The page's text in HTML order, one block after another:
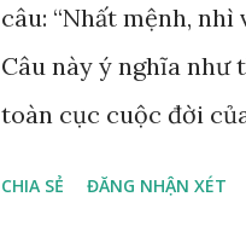
câu: “Nhất mệnh,
Câu này ý nghĩa như
toàn cục cuộc đời
CHIA SẺ ĐĂNG NHẬN XÉT